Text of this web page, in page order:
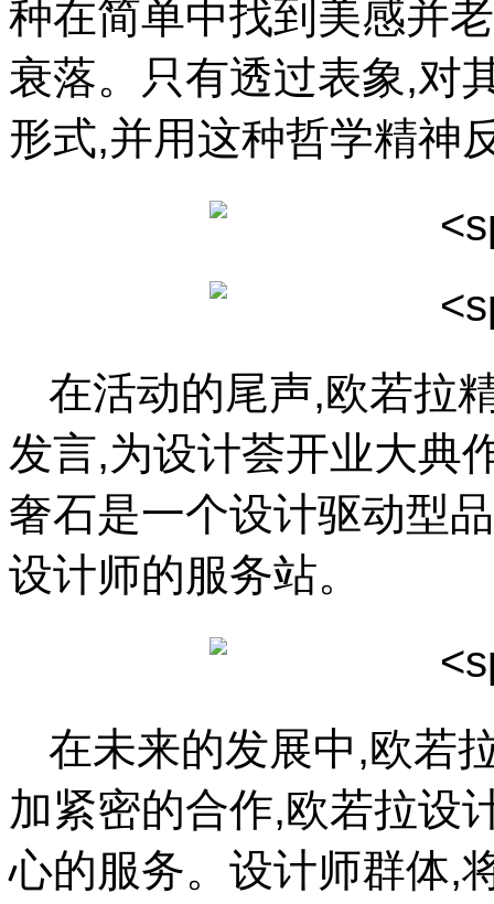
种在简单中找到美感并
衰落。只有透过表象,对
形式,并用这种哲学精神
在活动的尾声,欧若拉
发言,为设计荟开业大典
奢石是一个设计驱动型
设计师的服务站。
在未来的发展中,欧若
加紧密的合作,欧若拉设
心的服务。设计师群体,